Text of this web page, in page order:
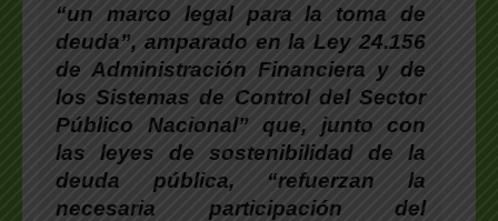
“un marco legal para la toma de
deuda”, amparado en la Ley 24.156
de Administración Financiera y de
los Sistemas de Control del Sector
Público Nacional” que, junto con
las leyes de sostenibilidad de la
deuda pública, “refuerzan la
necesaria participación del